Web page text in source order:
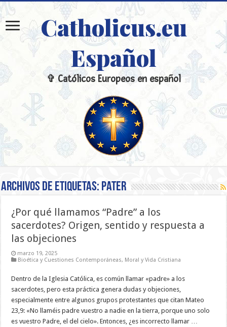
Catholicus.eu
Español
✞ Católicos Europeos en español
Archivos de etiquetas: Pater
¿Por qué llamamos “Padre” a los
sacerdotes? Origen, sentido y respuesta a
las objeciones
marzo 19, 2025
Bioética y Cuestiones Contemporáneas, Moral y Vida Cristiana
Dentro de la Iglesia Católica, es común llamar «padre» a los
sacerdotes, pero esta práctica genera dudas y objeciones,
especialmente entre algunos grupos protestantes que citan Mateo
23,9: «No llaméis padre vuestro a nadie en la tierra, porque uno solo
es vuestro Padre, el del cielo». Entonces, ¿es incorrecto llamar …